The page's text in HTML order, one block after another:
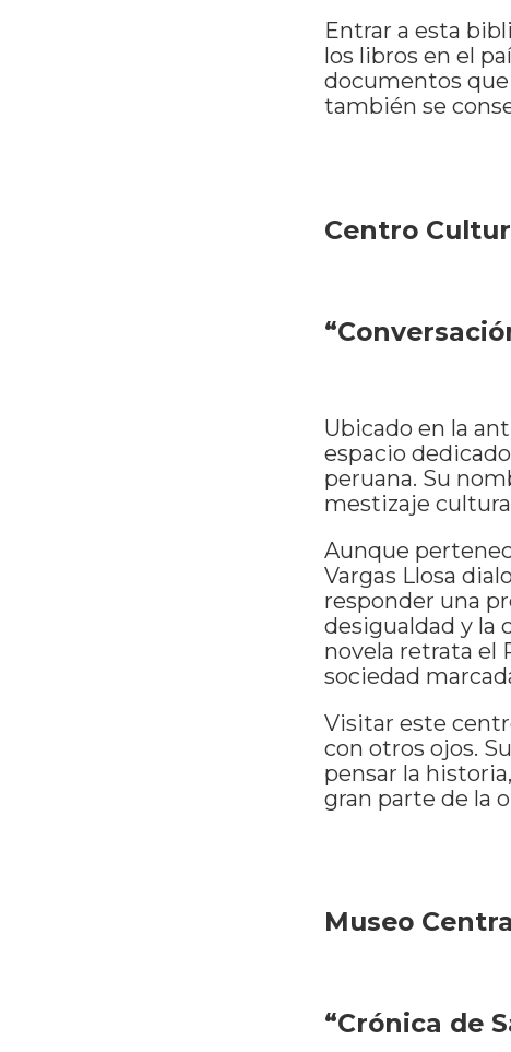
Entrar a esta
los libros en el
documentos
también se
Centro
Ubicado en la
espacio
peruana. Su
mestizaje
Aunque
Vargas Llosa
responder una
desigualdad y la
novela retrata el
sociedad
Visitar este
con otros ojos.
pensar la
gran parte de la
Museo
“Crónica de